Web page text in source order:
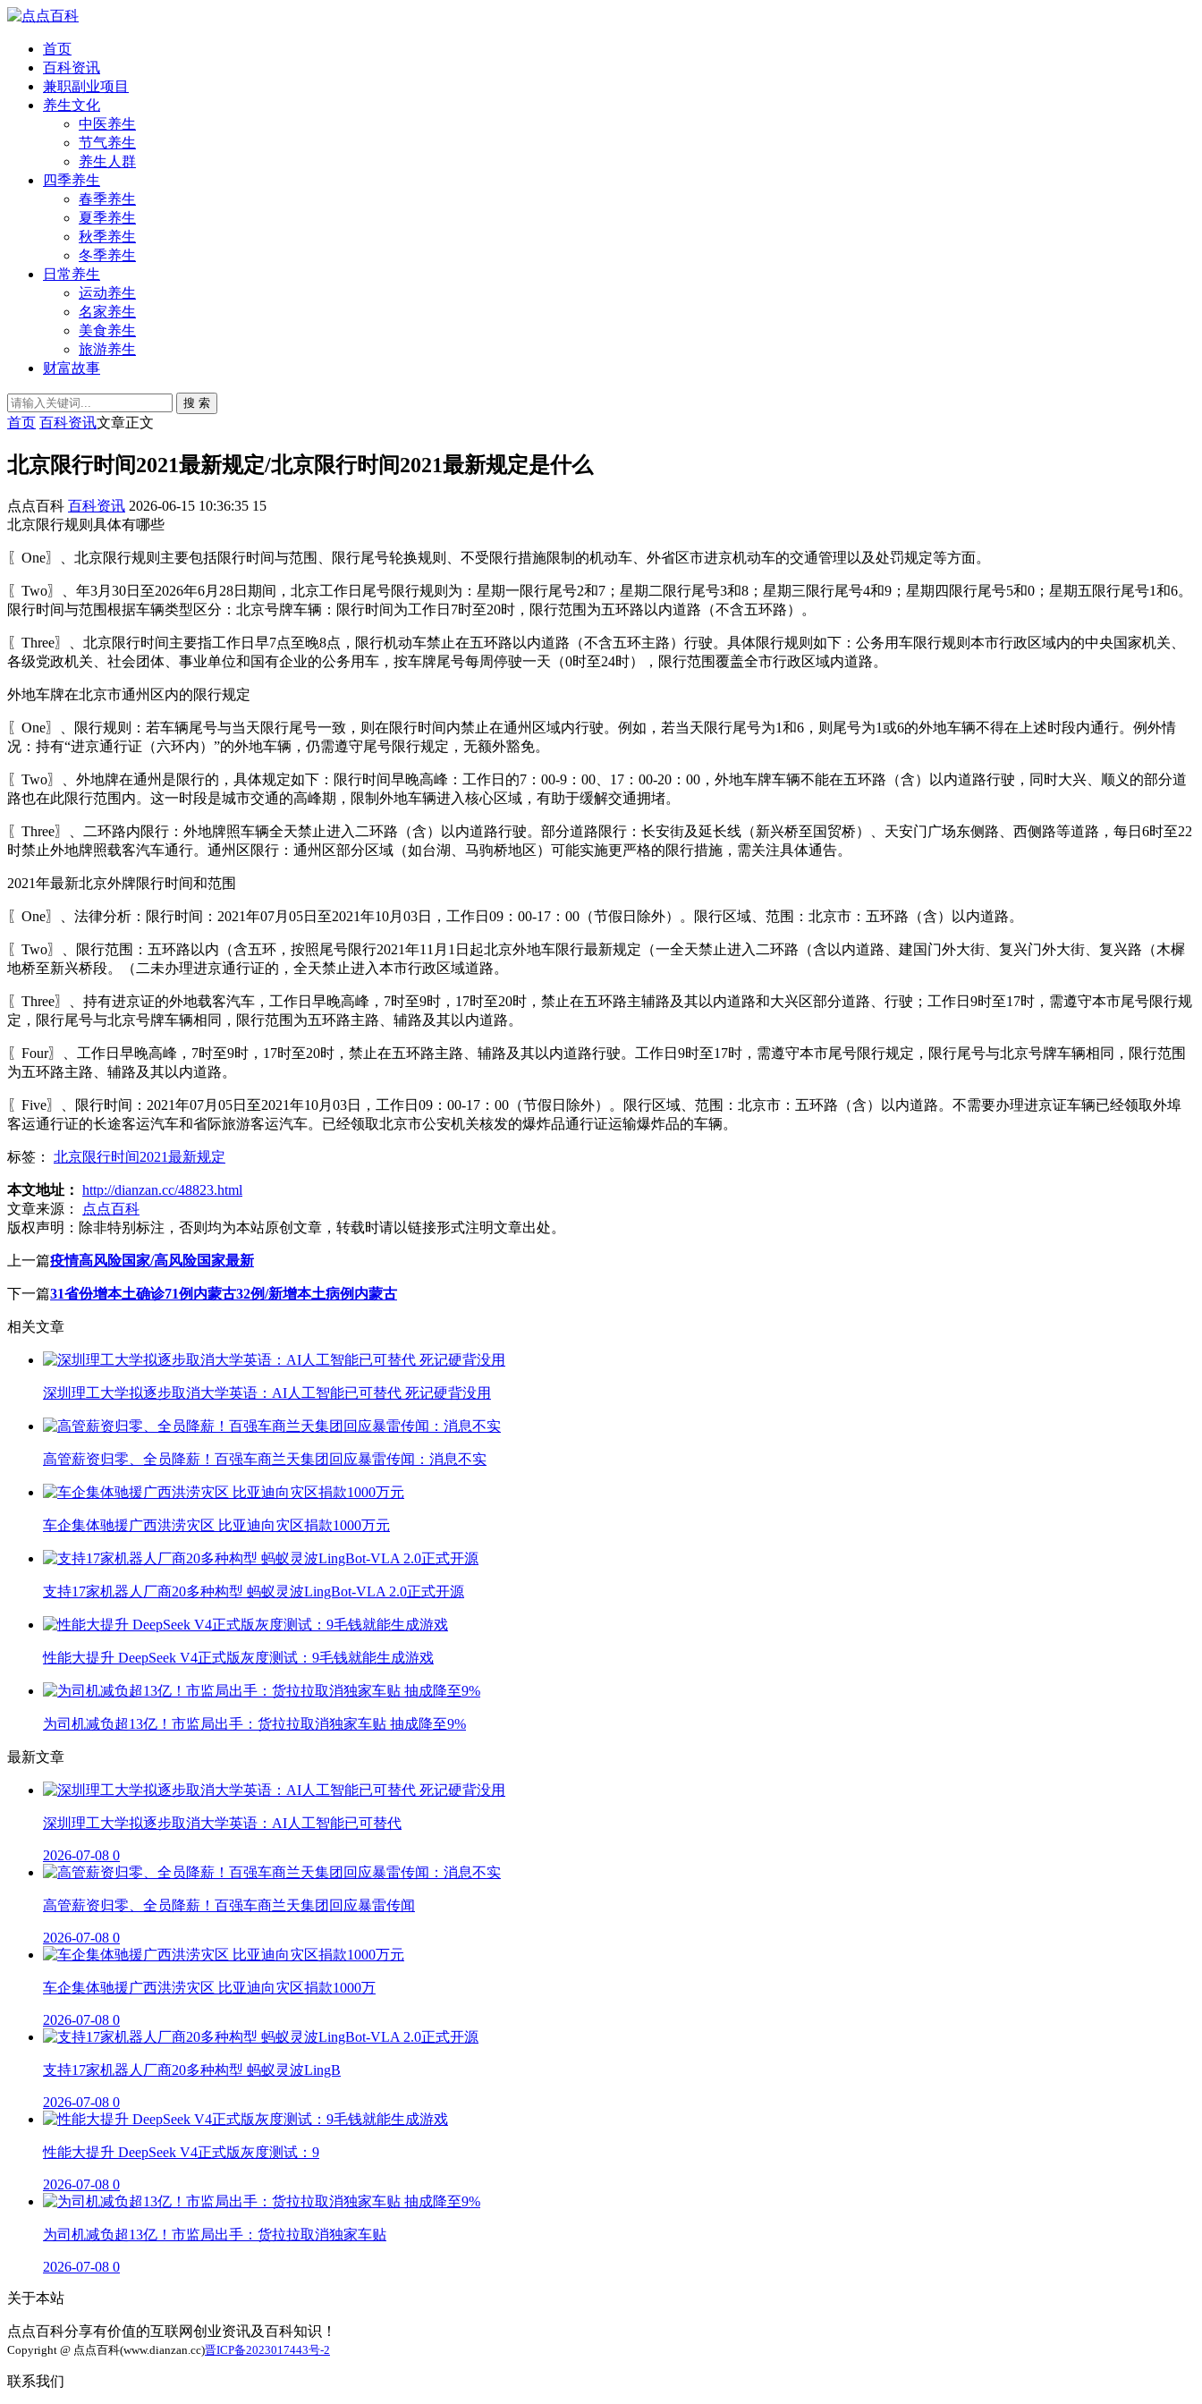
首页
百科资讯
兼职副业项目
养生文化
中医养生
节气养生
养生人群
四季养生
春季养生
夏季养生
秋季养生
冬季养生
日常养生
运动养生
名家养生
美食养生
旅游养生
财富故事
搜 索
首页 百科资讯文章正文
北京限行时间2021最新规定/北京限行时间2021最新规定是什么
点点百科 百科资讯 2026-06-15 10:36:35 15
北京限行规则具体有哪些
〖One〗、北京限行规则主要包括限行时间与范围、限行尾号轮换规则、不受限行措施限制的机动车、外省区市进京机动车的交通管理以及处罚规定等方面。
〖Two〗、年3月30日至2026年6月28日期间，北京工作日尾号限行规则为：星期一限行尾号2和7；星期二限行尾号3和8；星期三限行尾号4和9；星期四限行尾号5和0；星期五限行尾号1和6。
限行时间与范围根据车辆类型区分：北京号牌车辆：限行时间为工作日7时至20时，限行范围为五环路以内道路（不含五环路）。
〖Three〗、北京限行时间主要指工作日早7点至晚8点，限行机动车禁止在五环路以内道路（不含五环主路）行驶。具体限行规则如下：公务用车限行规则本市行政区域内的中央国家机关、
各级党政机关、社会团体、事业单位和国有企业的公务用车，按车牌尾号每周停驶一天（0时至24时），限行范围覆盖全市行政区域内道路。
外地车牌在北京市通州区内的限行规定
〖One〗、限行规则：若车辆尾号与当天限行尾号一致，则在限行时间内禁止在通州区域内行驶。例如，若当天限行尾号为1和6，则尾号为1或6的外地车辆不得在上述时段内通行。例外情
况：持有“进京通行证（六环内）”的外地车辆，仍需遵守尾号限行规定，无额外豁免。
〖Two〗、外地牌在通州是限行的，具体规定如下：限行时间早晚高峰：工作日的7：00-9：00、17：00-20：00，外地车牌车辆不能在五环路（含）以内道路行驶，同时大兴、顺义的部分道
路也在此限行范围内。这一时段是城市交通的高峰期，限制外地车辆进入核心区域，有助于缓解交通拥堵。
〖Three〗、二环路内限行：外地牌照车辆全天禁止进入二环路（含）以内道路行驶。部分道路限行：长安街及延长线（新兴桥至国贸桥）、天安门广场东侧路、西侧路等道路，每日6时至22
时禁止外地牌照载客汽车通行。通州区限行：通州区部分区域（如台湖、马驹桥地区）可能实施更严格的限行措施，需关注具体通告。
2021年最新北京外牌限行时间和范围
〖One〗、法律分析：限行时间：2021年07月05日至2021年10月03日，工作日09：00-17：00（节假日除外）。限行区域、范围：北京市：五环路（含）以内道路。
〖Two〗、限行范围：五环路以内（含五环，按照尾号限行2021年11月1日起北京外地车限行最新规定（一全天禁止进入二环路（含以内道路、建国门外大街、复兴门外大街、复兴路（木樨
地桥至新兴桥段。（二未办理进京通行证的，全天禁止进入本市行政区域道路。
〖Three〗、持有进京证的外地载客汽车，工作日早晚高峰，7时至9时，17时至20时，禁止在五环路主辅路及其以内道路和大兴区部分道路、行驶；工作日9时至17时，需遵守本市尾号限行规
定，限行尾号与北京号牌车辆相同，限行范围为五环路主路、辅路及其以内道路。
〖Four〗、工作日早晚高峰，7时至9时，17时至20时，禁止在五环路主路、辅路及其以内道路行驶。工作日9时至17时，需遵守本市尾号限行规定，限行尾号与北京号牌车辆相同，限行范围
为五环路主路、辅路及其以内道路。
〖Five〗、限行时间：2021年07月05日至2021年10月03日，工作日09：00-17：00（节假日除外）。限行区域、范围：北京市：五环路（含）以内道路。不需要办理进京证车辆已经领取外埠
客运通行证的长途客运汽车和省际旅游客运汽车。已经领取北京市公安机关核发的爆炸品通行证运输爆炸品的车辆。
标签： 北京限行时间2021最新规定
本文地址： http://dianzan.cc/48823.html
文章来源：
点点百科
版权声明： 除非特别标注，否则均为本站原创文章，转载时请以链接形式注明文章出处。
上一篇疫情高风险国家/高风险国家最新
下一篇31省份增本土确诊71例内蒙古32例/新增本土病例内蒙古
相关文章
深圳理工大学拟逐步取消大学英语：AI人工智能已可替代 死记硬背没用
高管薪资归零、全员降薪！百强车商兰天集团回应暴雷传闻：消息不实
车企集体驰援广西洪涝灾区 比亚迪向灾区捐款1000万元
支持17家机器人厂商20多种构型 蚂蚁灵波LingBot-VLA 2.0正式开源
性能大提升 DeepSeek V4正式版灰度测试：9毛钱就能生成游戏
为司机减负超13亿！市监局出手：货拉拉取消独家车贴 抽成降至9%
最新文章
深圳理工大学拟逐步取消大学英语：AI人工智能已可替代
2026-07-08 0
高管薪资归零、全员降薪！百强车商兰天集团回应暴雷传闻
2026-07-08 0
车企集体驰援广西洪涝灾区 比亚迪向灾区捐款1000万
2026-07-08 0
支持17家机器人厂商20多种构型 蚂蚁灵波LingB
2026-07-08 0
性能大提升 DeepSeek V4正式版灰度测试：9
2026-07-08 0
为司机减负超13亿！市监局出手：货拉拉取消独家车贴
2026-07-08 0
关于本站
点点百科分享有价值的互联网创业资讯及百科知识！
Copyright @ 点点百科(www.dianzan.cc)晋ICP备2023017443号-2
联系我们